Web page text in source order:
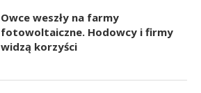
Owce weszły na farmy
fotowoltaiczne. Hodowcy i firmy
widzą korzyści